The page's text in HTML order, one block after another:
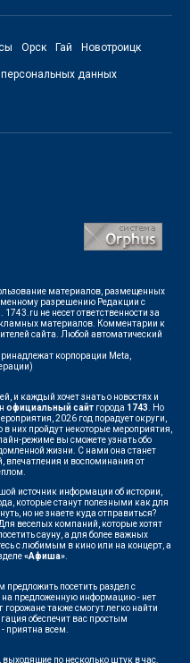
Орск Гай Новотроицк
данных
материалов, размещенных
разрешению Редакции с
не несет ответственности за
материалов. Комментарии к
сайта. Любой автоматический
корпорации Meta,
и каждый хочет знать о новостях и
официальный сайт города 1743 . Но
2026 год порадует округи,
них пройдут некоторые мероприятия,
режиме вы сможете узнать обо
жизни. С нами она станет
впечатления и воспоминания от
источник информации об истории,
которые станут полезными как для
но не знаете куда отправиться?
веселых компаний, которые хотят
сауну, а для более важных
с любимым в кино или на концерт, а
«Афиша»
предложить посетить раздел с
на предложенную информацию - нет
горожане также смогут легко найти
обеспечит вас простым
приятна всем.
, выходящие по несколько штук в час.